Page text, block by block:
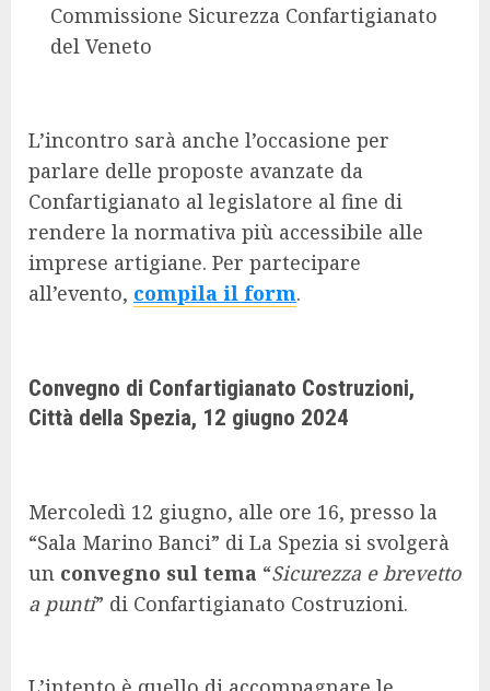
Commissione Sicurezza Confartigianato
del Veneto
L’incontro sarà anche l’occasione per
parlare delle proposte avanzate da
Confartigianato al legislatore al fine di
rendere la normativa più accessibile alle
imprese artigiane. Per partecipare
all’evento, compila il form.
Convegno di Confartigianato Costruzioni,
Città della Spezia, 12 giugno 2024
Mercoledì 12 giugno, alle ore 16, presso la
“Sala Marino Banci” di La Spezia si svolgerà
un convegno sul tema “Sicurezza e brevetto
a punti” di Confartigianato Costruzioni.